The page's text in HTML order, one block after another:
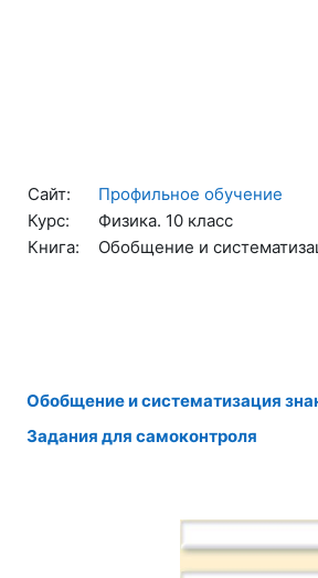
Сайт:
Профильное обучение
Курс:
Физика. 10 класс
Книга:
Обобщение и
Обобщение и систематизация
Задания для самоконтроля